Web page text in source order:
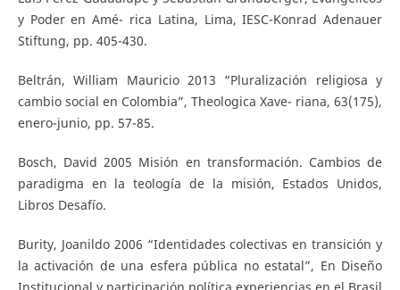
y Poder en Amé- rica Latina, Lima, IESC-Konrad Adenauer
Stiftung, pp. 405-430.
Beltrán, William Mauricio 2013 “Pluralización religiosa y
cambio social en Colombia”, Theologica Xave- riana, 63(175),
enero-junio, pp. 57-85.
Bosch, David 2005 Misión en transformación. Cambios de
paradigma en la teología de la misión, Estados Unidos,
Libros Desafío.
Burity, Joanildo 2006 “Identidades colectivas en transición y
la activación de una esfera pública no estatal”, En Diseño